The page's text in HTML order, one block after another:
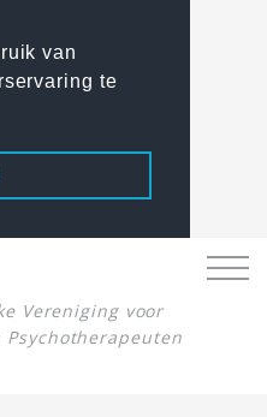
van
te
Vereniging voor
Psychotherapeuten